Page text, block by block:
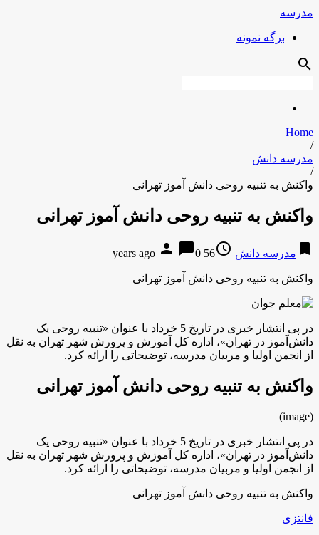
مدرسه
برگه نمونه
search
Home
/
مدرسه دانش
/
واکنش به تنبیه روحی دانش آموز تهرانی
واکنش به تنبیه روحی دانش آموز تهرانی
bookmark مدرسه دانش access_time
56 years ago
person chat_bubble0
واکنش به تنبیه روحی دانش آموز تهرانی
در پی انتشار خبری در تاریخ 5 خرداد با عنوان «تنبیه روحی یک
دانش‌آموز در تهران»، اداره کل آموزش و پرورش شهر تهران به نقل
از انجمن اولیا و مربیان مدرسه، توضیحاتی را ارائه کرد.
واکنش به تنبیه روحی دانش آموز تهرانی
(image)
در پی انتشار خبری در تاریخ 5 خرداد با عنوان «تنبیه روحی یک
دانش‌آموز در تهران»، اداره کل آموزش و پرورش شهر تهران به نقل
از انجمن اولیا و مربیان مدرسه، توضیحاتی را ارائه کرد.
واکنش به تنبیه روحی دانش آموز تهرانی
فانتزی